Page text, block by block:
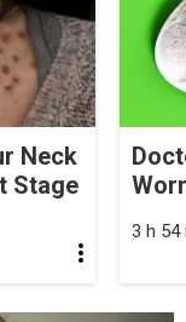
Neck
Stage
3 h 54